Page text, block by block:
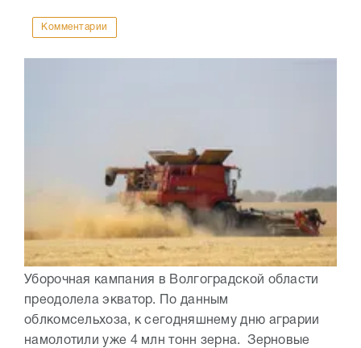
Комментарии
Уборочная кампания в Волгоградской области
преодолела экватор. По данным
облкомсельхоза, к сегодняшнему дню аграрии
намолотили уже 4 млн тонн зерна. Зерновые